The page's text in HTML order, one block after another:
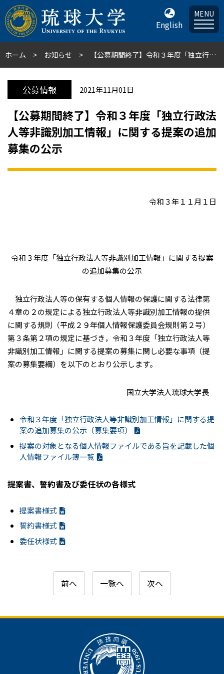
English
MENU
ホーム お知らせ 【公募期間終了】令和３年度「独立行政法人等非識別加工情報」に関する提案の追加募集の公示
公募情報 2021年11月01日
【公募期間終了】令和３年度「独立行政法
人等非識別加工情報」に関する提案の追加
募集の公示
令和３年１１月１日
令和３年度「独立行政法人等非識別加工情報」に関する提案
の追加募集の公示
独立行政法人等の保有する個人情報の保護に関する法律第
４章の２の規定による独立行政法人等非識別加工情報の提供
に関する規則（平成２９年個人情報保護委員会規則第２号）
第３条第２項の規定に基づき，令和３年度「独立行政法人等
非識別加工情報」に関する提案の募集に関し必要な事項（提
案の募集要綱）を以下のとおり公示します。
国立大学法人琉球大学長
令和３年度「独立行政法人等非識別加工情報」に関する提
案の追加募集の公示（募集要項）
提案の対象となる個人情報ファイルである旨を記載した個
人情報ファイル簿一覧
提案書、誓約書及び委任状の各様式
提案書様式
誓約書様式
委任状様式
前へ 一覧へ 次へ